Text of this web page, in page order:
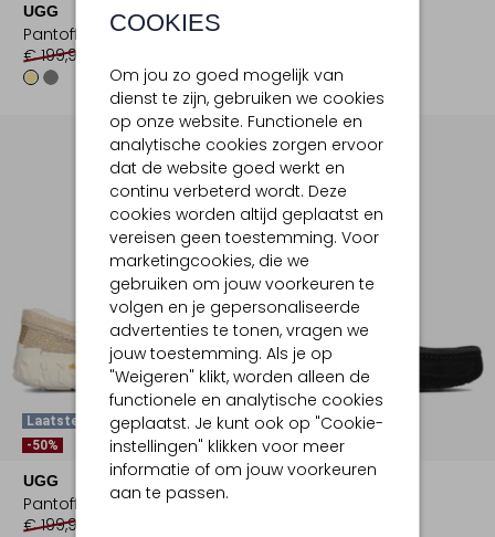
COOKIES
Om jou zo goed mogelijk van
dienst te zijn, gebruiken we cookies
op onze website. Functionele en
analytische cookies zorgen ervoor
dat de website goed werkt en
continu verbeterd wordt. Deze
cookies worden altijd geplaatst en
vereisen geen toestemming. Voor
marketingcookies, die we
gebruiken om jouw voorkeuren te
volgen en je gepersonaliseerde
advertenties te tonen, vragen we
jouw toestemming. Als je op
"Weigeren" klikt, worden alleen de
functionele en analytische cookies
geplaatst. Je kunt ook op "Cookie-
instellingen" klikken voor meer
informatie of om jouw voorkeuren
aan te passen.
UGG
Pantoffels
€ 199,99
Laatste Item
-50%
UGG
Pantoffels
€ 199,99
Laatste Maten
-30%
UGG